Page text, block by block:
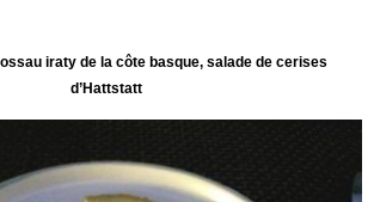
iraty de la côte basque, salade de cerises
d’Hattstatt